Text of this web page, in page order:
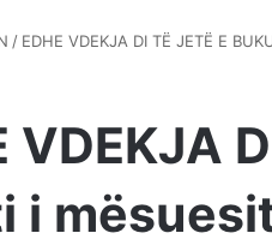
/ EDHE VDEKJA DI TË JETË E
VDEKJA
i